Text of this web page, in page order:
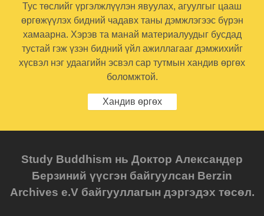
Тус төслийг үргэлжлүүлэн явуулах, агуулгыг цааш
өргөжүүлэх бидний чадавх таны дэмжлэгээс бүрэн
хамаарна. Хэрэв та манай материалуудыг бусдад
тустай гэж үзэн бидний үйл ажиллагааг дэмжихийг
хүсвэл нэг удаагийн эсвэл сар тутмын хандив өргөх
боломжтой.
Хандив өргөх
Study Buddhism нь Доктор Александер
Берзиний үүсгэн байгуулсан Berzin
Archives e.V байгууллагын дэргэдэх төсөл.